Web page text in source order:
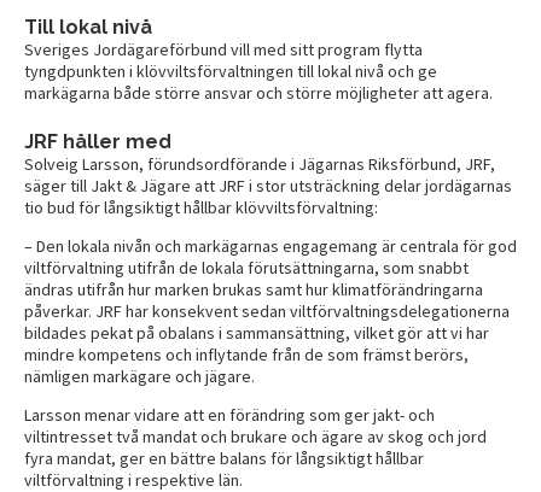
Till lokal nivå
Sveriges Jordägareförbund vill med sitt program flytta
tyngdpunkten i klövviltsförvaltningen till lokal nivå och ge
markägarna både större ansvar och större möjligheter att agera.
JRF håller med
Solveig Larsson, förundsordförande i Jägarnas Riksförbund, JRF,
säger till Jakt & Jägare att JRF i stor utsträckning delar jordägarnas
tio bud för långsiktigt hållbar klövviltsförvaltning:
– Den lokala nivån och markägarnas engagemang är centrala för god
viltförvaltning utifrån de lokala förutsättningarna, som snabbt
ändras utifrån hur marken brukas samt hur klimatförändringarna
påverkar. JRF har konsekvent sedan viltförvaltningsdelegationerna
bildades pekat på obalans i sammansättning, vilket gör att vi har
mindre kompetens och inflytande från de som främst berörs,
nämligen markägare och jägare.
Larsson menar vidare att en förändring som ger jakt- och
viltintresset två mandat och brukare och ägare av skog och jord
fyra mandat, ger en bättre balans för långsiktigt hållbar
viltförvaltning i respektive län.